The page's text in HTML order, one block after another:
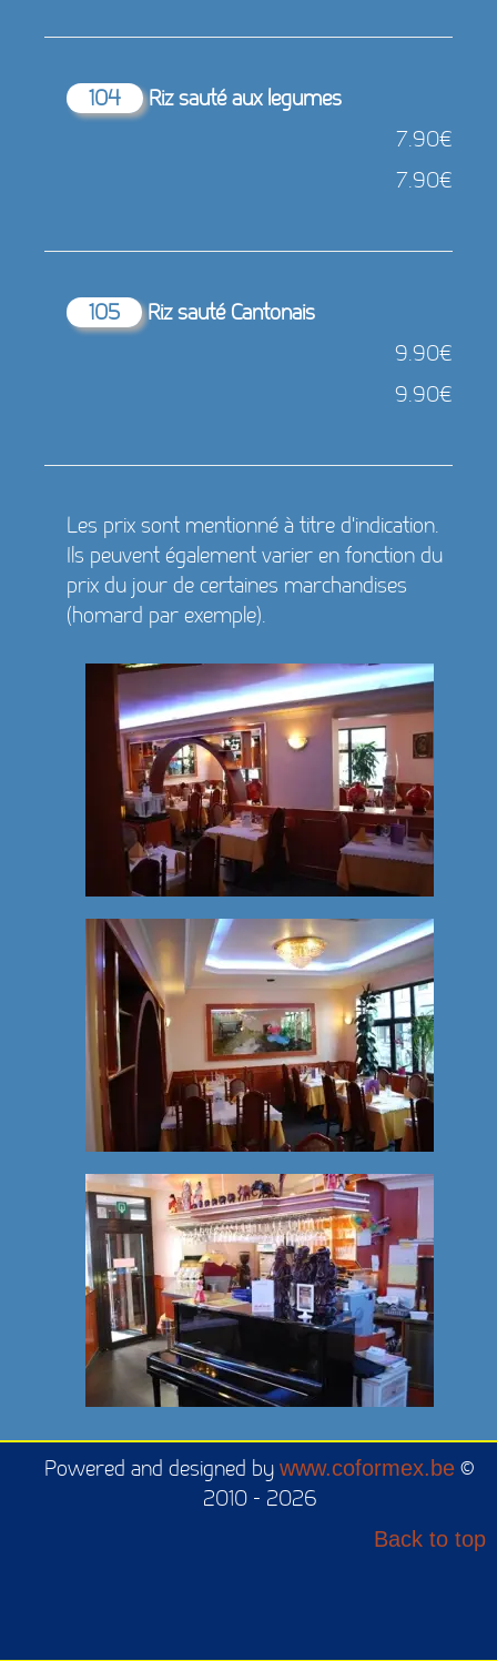
104
Riz sauté aux legumes
7.90€
7.90€
105
Riz sauté Cantonais
9.90€
9.90€
Les prix sont mentionné à titre d'indication.
Ils peuvent également varier en fonction du
prix du jour de certaines marchandises
(homard par exemple).
Powered and designed by www.coformex.be ©
2010 - 2026
Back to top